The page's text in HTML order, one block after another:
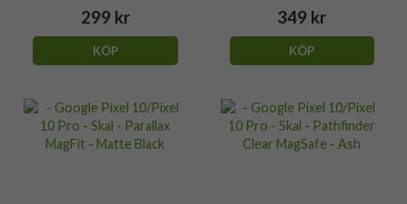
299 kr
KÖP
349 kr
KÖP